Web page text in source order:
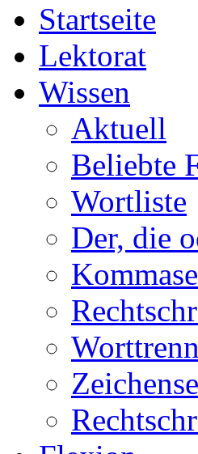
Startseite
Lektorat
Wissen
Aktuell
Beliebte
Wortliste
Der, die